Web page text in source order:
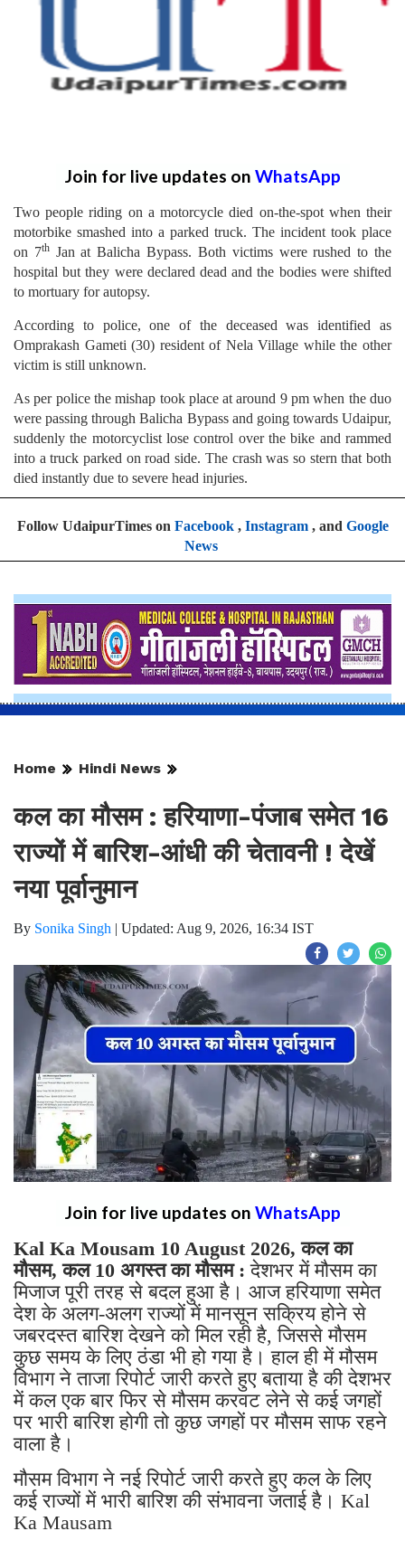
Join for live updates on WhatsApp
Two people riding on a motorcycle died on-the-spot when their
motorbike smashed into a parked truck. The incident took place
on 7thJan at Balicha Bypass. Both victims were rushed to the
hospital but they were declared dead and the bodies were shifted
to mortuary for autopsy.
According to police, one of the deceased was identified as
Omprakash Gameti (30) resident of Nela Village while the other
victim is still unknown.
As per police the mishap took place at around 9 pm when the duo
were passing through Balicha Bypass and going towards Udaipur,
suddenly the motorcyclist lose control over the bike and rammed
into a truck parked on road side. The crash was so stern that both
died instantly due to severe head injuries.
Follow UdaipurTimes on Facebook, Instagram, and Google
News
Home Hindi News
कल का मौसम : हरियाणा-पंजाब समेत 16
राज्यों में बारिश-आंधी की चेतावनी ! देखें
नया पूर्वानुमान
By Sonika Singh | Updated: Aug 9, 2026, 16:34 IST
Join for live updates on WhatsApp
Kal Ka Mousam 10 August 2026, कल का
मौसम, कल 10 अगस्त का मौसम : देशभर में मौसम का
मिजाज पूरी तरह से बदल हुआ है। आज हरियाणा समेत
देश के अलग-अलग राज्यों में मानसून सक्रिय होने से
जबरदस्त बारिश देखने को मिल रही है, जिससे मौसम
कुछ समय के लिए ठंडा भी हो गया है। हाल ही में मौसम
विभाग ने ताजा रिपोर्ट जारी करते हुए बताया है की देशभर
में कल एक बार फिर से मौसम करवट लेने से कई जगहों
पर भारी बारिश होगी तो कुछ जगहों पर मौसम साफ रहने
वाला है।
मौसम विभाग ने नई रिपोर्ट जारी करते हुए कल के लिए
कई राज्यों में भारी बारिश की संभावना जताई है। Kal
Ka Mausam